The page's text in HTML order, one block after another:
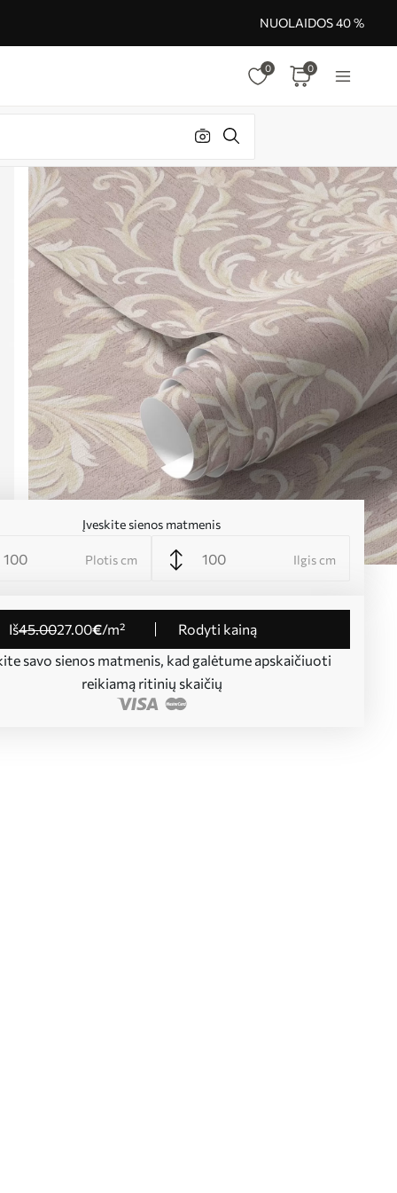
NUOLAIDOS 40 %
0 0
Įveskite sienos matmenis
Plotis cm Ilgis cm
iš45.0027.00€/m²
Rodyti kainą
savo sienos matmenis, kad galėtume apskaičiuoti
reikiamą ritinių skaičių